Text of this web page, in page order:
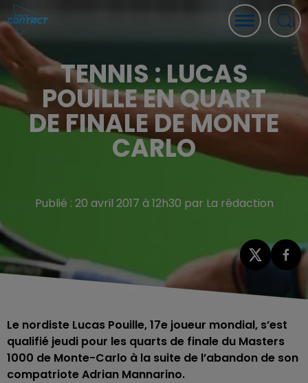
TENNIS : LUCAS
POUILLE EN QUART
DE FINALE DE MONTE
CARLO
Publié : 20 avril 2017 à 12h30 par La rédaction
Le nordiste Lucas Pouille, 17e joueur mondial, s’est
qualifié jeudi pour les quarts de finale du Masters
1000 de Monte-Carlo à la suite de l’abandon de son
compatriote Adrian Mannarino.